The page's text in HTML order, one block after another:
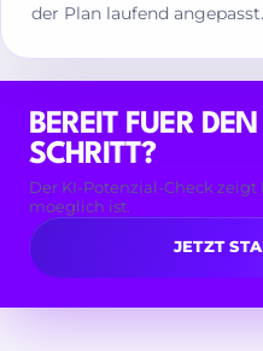
der Plan laufend angepasst.
BEREIT FUER
SCHRITT?
Der KI-Potenzial-Check
moeglich ist.
JETZT